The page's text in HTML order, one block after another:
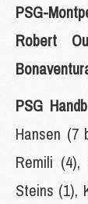
PSG-
Robert
PSG
Hansen (7
Remili (4),
Steins (1),